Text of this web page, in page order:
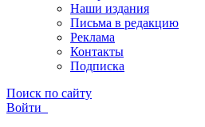
Наши издания
Письма в редакцию
Реклама
Контакты
Подписка
Поиск по сайту
Войти